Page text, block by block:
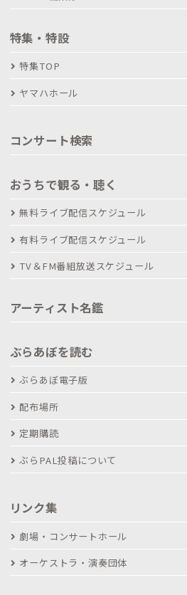
特集・特設
特集TOP
ヤマハホール
コンサート検索
おうちで観る・聴く
無料ライブ配信スケジュール
有料ライブ配信スケジュール
TV＆FM番組放送スケジュール
アーティスト名鑑
ぶらあぼを読む
ぶらあぼ電子版
配布場所
定期購読
ぶらPAL投稿について
リンク集
劇場・コンサートホール
オーケストラ・演奏団体